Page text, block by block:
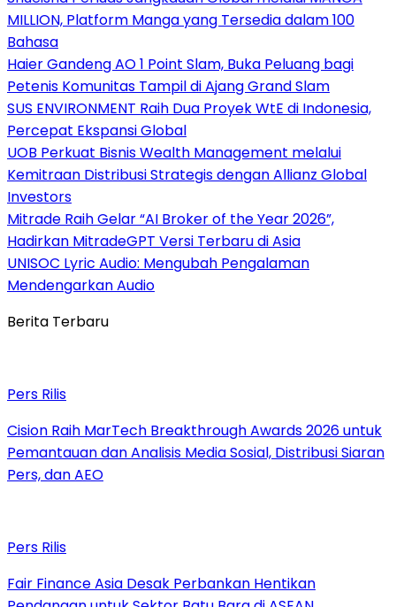
MILLION, Platform Manga yang Tersedia dalam 100
Bahasa
Haier Gandeng AO 1 Point Slam, Buka Peluang bagi
Petenis Komunitas Tampil di Ajang Grand Slam
SUS ENVIRONMENT Raih Dua Proyek WtE di Indonesia,
Percepat Ekspansi Global
UOB Perkuat Bisnis Wealth Management melalui
Kemitraan Distribusi Strategis dengan Allianz Global
Investors
Mitrade Raih Gelar “AI Broker of the Year 2026”,
Hadirkan MitradeGPT Versi Terbaru di Asia
UNISOC Lyric Audio: Mengubah Pengalaman
Mendengarkan Audio
Berita Terbaru
Pers Rilis
Cision Raih MarTech Breakthrough Awards 2026 untuk
Pemantauan dan Analisis Media Sosial, Distribusi Siaran
Pers, dan AEO
Pers Rilis
Fair Finance Asia Desak Perbankan Hentikan